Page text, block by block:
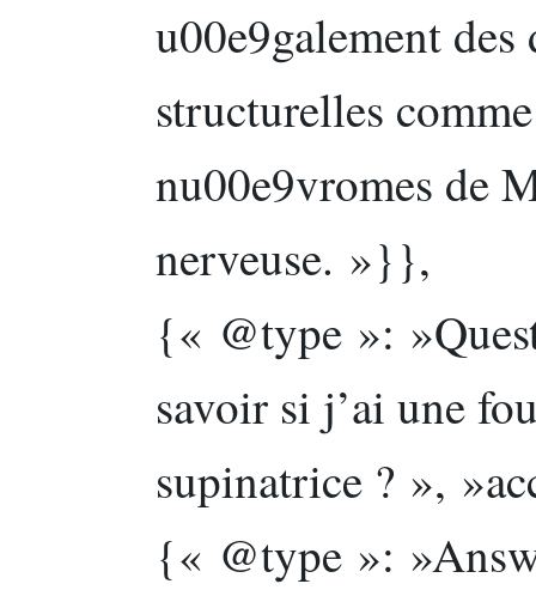
u00e9galement
structurelles
nu00e9vromes de
nerveuse. »}},
{« @type »:
savoir si j’ai une
supinatrice ? »,
{« @type »: